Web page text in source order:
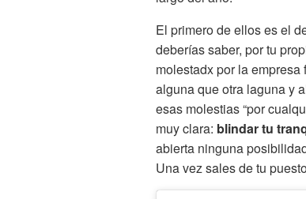
El primero de ellos es el
deberías saber, por tu
molestadx por la
alguna que otra laguna y
esas molestias “por
muy clara: blindar tu
abierta ninguna
Una vez sales de tu